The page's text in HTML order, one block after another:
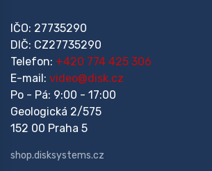
IČO: 27735290
DIČ: CZ27735290
Telefon: +420 774 425 306
E-mail: video@disk.cz
Po - Pá: 9:00 - 17:00
Geologická 2/575
152 00 Praha 5
shop.disksystems.cz